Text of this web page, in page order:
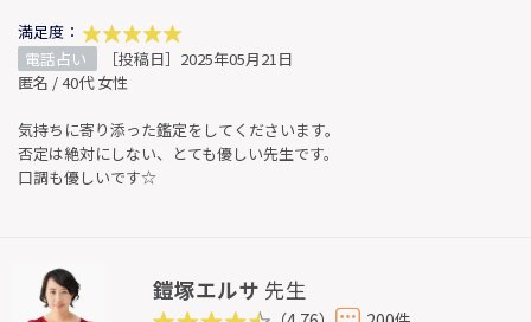
満足度：
電話占い
［投稿日］2025年05月21日
匿名 / 40代 女性
気持ちに寄り添った鑑定をしてくださいます。
否定は絶対にしない、とても優しい先生です。
口調も優しいです☆
鎧塚エルサ 先生